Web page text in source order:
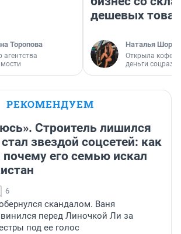
Торопова
агентства
дешевых
Наталья
Открыла
деньги
РЕКОМЕНДУЕМ
Строитель лишился
звездой соцсетей: как
его семью искал
6
скандалом. Ваня
перед Линочкой Ли за
под ее голос